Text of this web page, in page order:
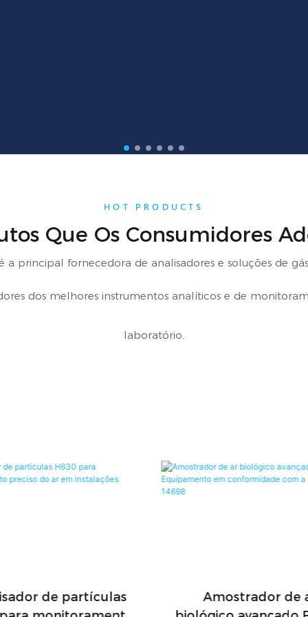
HOT PRODUCTS
Que Os Consumidores
a principal fornecedora de analisadores e soluções de
dos melhores instrumentos analíticos e de
laboratório.
de ar
Analisador Raman